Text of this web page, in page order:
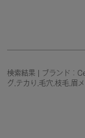
検索結果 | ブランド：
グ,テカり,毛穴,枝毛,眉